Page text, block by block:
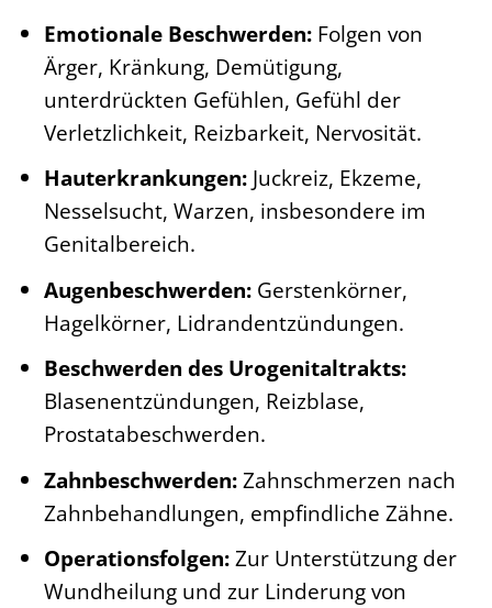
Emotionale Beschwerden:Folgen von
Ärger, Kränkung, Demütigung,
unterdrückten Gefühlen, Gefühl der
Verletzlichkeit, Reizbarkeit, Nervosität.
Hauterkrankungen:Juckreiz, Ekzeme,
Nesselsucht, Warzen, insbesondere im
Genitalbereich.
Augenbeschwerden:Gerstenkörner,
Hagelkörner, Lidrandentzündungen.
Beschwerden des Urogenitaltrakts:
Blasenentzündungen, Reizblase,
Prostatabeschwerden.
Zahnbeschwerden:Zahnschmerzen nach
Zahnbehandlungen, empfindliche Zähne.
Operationsfolgen:Zur Unterstützung der
Wundheilung und zur Linderung von